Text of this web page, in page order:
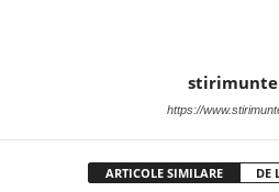
https://
ARTICOLE SIMILARE DE